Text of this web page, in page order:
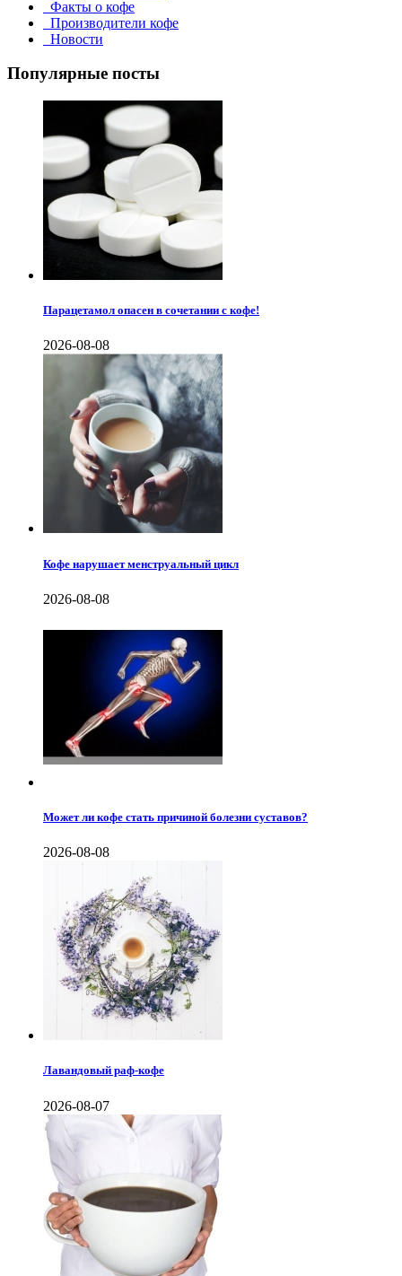
Факты о кофе
Производители кофе
Новости
Популярные посты
Парацетамол опасен в сочетании с кофе!
2026-08-08
Кофе нарушает менструальный цикл
2026-08-08
Может ли кофе стать причиной болезни суставов?
2026-08-08
Лавандовый раф-кофе
2026-08-07